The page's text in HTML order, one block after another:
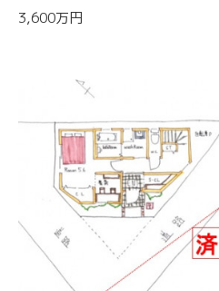
3,600万円